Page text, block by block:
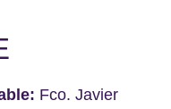
Fco. Javier